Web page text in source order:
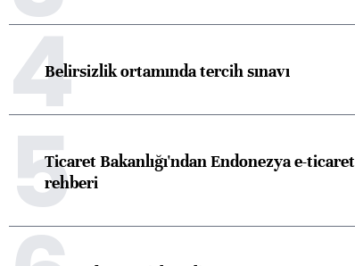
4Belirsizlik ortamında tercih sınavı
5Ticaret Bakanlığı'ndan Endonezya e-ticaret
rehberi